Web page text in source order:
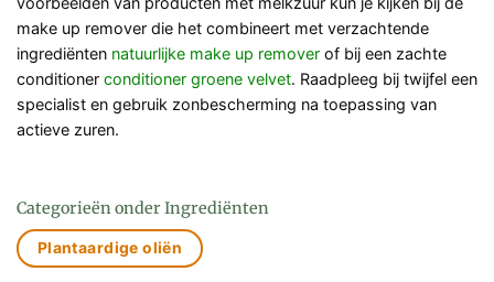
make up remover die het combineert met verzachtende
ingrediënten natuurlijke make up remover of bij een zachte
conditioner conditioner groene velvet. Raadpleeg bij twijfel een
specialist en gebruik zonbescherming na toepassing van
actieve zuren.
Categorieën onder Ingrediënten
Plantaardige oliën